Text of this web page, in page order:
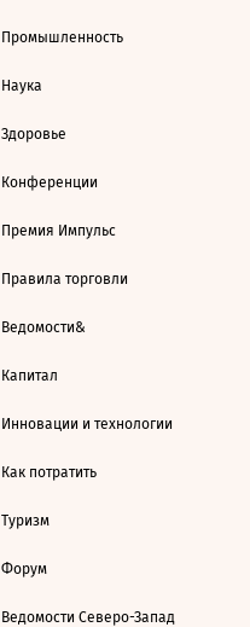
Промышленность
Наука
Здоровье
Конференции
Премия Импульс
Правила торговли
Ведомости&
Капитал
Инновации и технологии
Как потратить
Туризм
Форум
Ведомости Северо-Запад